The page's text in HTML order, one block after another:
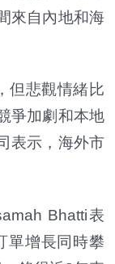
來自內地和海
但悲觀情緒比
爭加劇和本地
表示，海外市
Bhatti表
單增長同時攀